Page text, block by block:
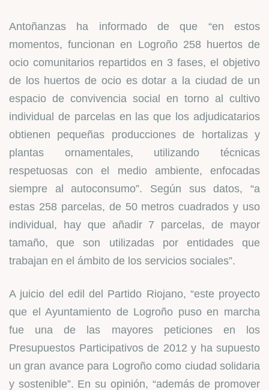
Antoñanzas ha informado de que “en estos
momentos, funcionan en Logroño 258 huertos de
ocio comunitarios repartidos en 3 fases, el objetivo
de los huertos de ocio es dotar a la ciudad de un
espacio de convivencia social en torno al cultivo
individual de parcelas en las que los adjudicatarios
obtienen pequeñas producciones de hortalizas y
plantas ornamentales, utilizando técnicas
respetuosas con el medio ambiente, enfocadas
siempre al autoconsumo”. Según sus datos, “a
estas 258 parcelas, de 50 metros cuadrados y uso
individual, hay que añadir 7 parcelas, de mayor
tamaño, que son utilizadas por entidades que
trabajan en el ámbito de los servicios sociales”.
A juicio del edil del Partido Riojano, “este proyecto
que el Ayuntamiento de Logroño puso en marcha
fue una de las mayores peticiones en los
Presupuestos Participativos de 2012 y ha supuesto
un gran avance para Logroño como ciudad solidaria
y sostenible”. En su opinión, “además de promover